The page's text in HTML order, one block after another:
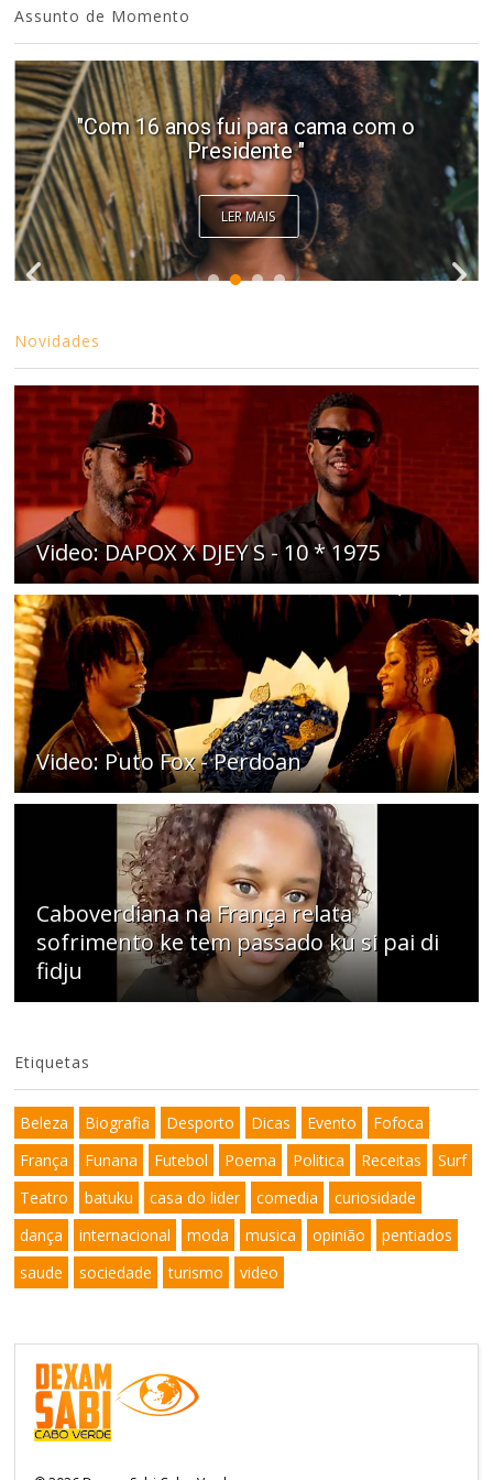
Assunto de Momento
"Com 16 anos fui para cama com o
Presidente "
LER MAIS
Novidades
Video: DAPOX X DJEY S - 10 * 1975
Video: Puto Fox - Perdoan
Caboverdiana na França relata
sofrimento ke tem passado ku si pai di
fidju
Etiquetas
Beleza Biografia Desporto Dicas Evento
Fofoca
França
Funana Futebol Poema Politica Receitas
Surf
Teatro
batuku casa do lider comedia
curiosidade
dança
internacional moda musica opinião
pentiados
saude
sociedade turismo video